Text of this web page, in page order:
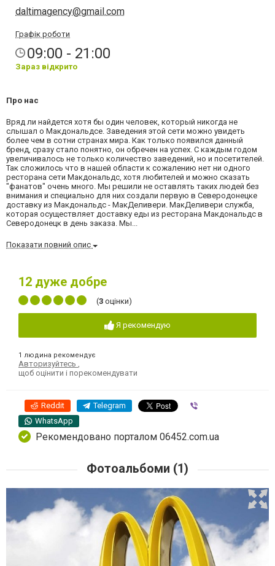
daltimagency@gmail.com
Графік роботи
09:00 - 21:00
Зараз відкрито
Про нас
Вряд ли найдется хотя бы один человек, который никогда не
слышал о Макдональдсе. Заведения этой сети можно увидеть
более чем в сотни странах мира. Как только появился данный
бренд, сразу стало понятно, он обречен на успех. С каждым годом
увеличивалось не только количество заведений, но и посетителей.
Так сложилось что в нашей области к сожалению нет ни одного
ресторана сети Макдональдс, хотя любителей и можно сказать
"фанатов" очень много. Мы решили не оставлять таких людей без
внимания и специально для них создали первую в Северодонецке
доставку из Макдональдс - МакДеливери. МакДеливери служба,
которая осуществляет доставку еды из ресторана Макдональдс в
Северодонецк в день заказа. Мы...
Показати повний опис
12 дуже добре
(3 оцінки)
Я рекомендую
1 людина рекомендує
Авторизуйтесь ,
щоб оцінити і порекомендувати
Reddit Telegram
WhatsApp
Рекомендовано порталом 06452.com.ua
Фотоальбоми (1)